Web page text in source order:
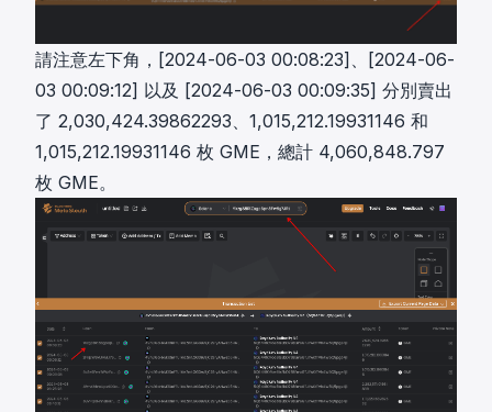
請注意左下角，[2024-06-03 00:08:23]、[2024-06-
03 00:09:12] 以及 [2024-06-03 00:09:35] 分別賣出
了 2,030,424.39862293、1,015,212.19931146 和
1,015,212.19931146 枚 GME，總計 4,060,848.797
枚 GME。